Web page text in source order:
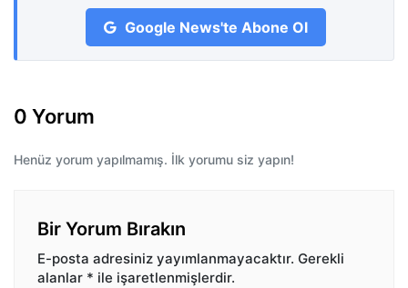
Google News'te Abone Ol
0 Yorum
Henüz yorum yapılmamış. İlk yorumu siz yapın!
Bir Yorum Bırakın
E-posta adresiniz yayımlanmayacaktır. Gerekli
alanlar * ile işaretlenmişlerdir.